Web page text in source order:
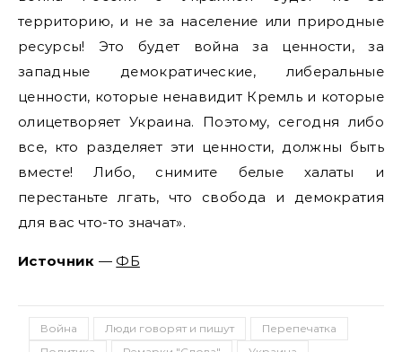
территорию, и не за население или природные
ресурсы! Это будет война за ценности, за
западные демократические, либеральные
ценности, которые ненавидит Кремль и которые
олицетворяет Украина. Поэтому, сегодня либо
все, кто разделяет эти ценности, должны быть
вместе! Либо, снимите белые халаты и
перестаньте лгать, что свобода и демократия
для вас что-то значат».
Источник — ФБ
Война Люди говорят и пишут
Перепечатка